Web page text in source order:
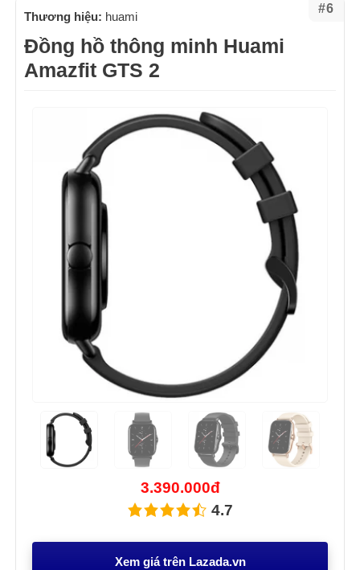
#6
Thương hiệu: huami
Đồng hồ thông minh Huami
Amazfit GTS 2
3.390.000đ
4.7
Xem giá trên Lazada.vn